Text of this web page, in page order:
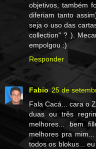
objetivos, também
diferiam tanto
seja o uso das
collection" ? ).
empolgou :)
Responder
Fabio 25 de
Fala Cacá... cara o
duas ou três
melhores... bem
melhores pra
todos os blokus...